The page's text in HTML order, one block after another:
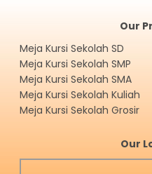
Our
Meja Kursi Sekolah SD
Meja Kursi Sekolah SMP
Meja Kursi Sekolah SMA
Meja Kursi Sekolah Kuliah
Meja Kursi Sekolah Grosir
Our